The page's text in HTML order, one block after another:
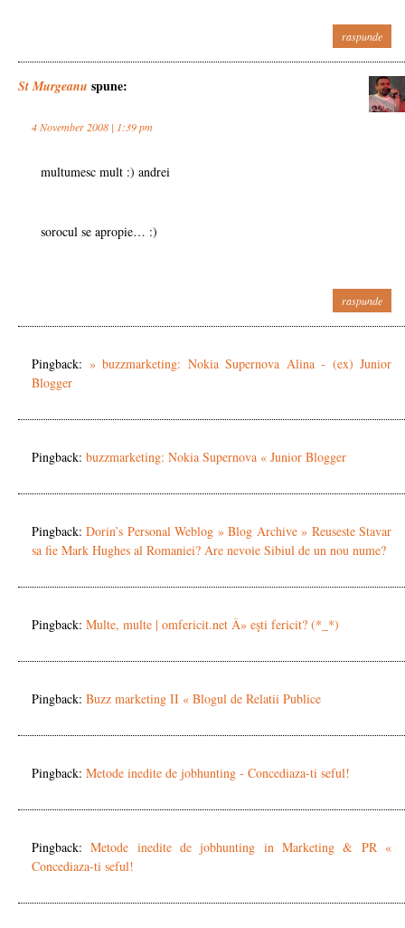
raspunde
St Murgeanu spune:
4 November 2008 | 1:39 pm
multumesc mult :) andrei
sorocul se apropie… :)
raspunde
Pingback: » buzzmarketing: Nokia Supernova Alina - (ex) Junior
Blogger
Pingback: buzzmarketing: Nokia Supernova « Junior Blogger
Pingback:Dorin’s Personal Weblog » Blog Archive » Reuseste Stavar
sa fie Mark Hughes al Romaniei? Are nevoie Sibiul de un nou nume?
Pingback: Multe, multe | omfericit.net Â» eşti fericit? (*_*)
Pingback: Buzz marketing II « Blogul de Relatii Publice
Pingback: Metode inedite de jobhunting - Concediaza-ti seful!
Pingback:Metode inedite de jobhunting in Marketing & PR «
Concediaza-ti seful!